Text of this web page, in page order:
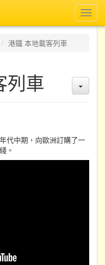
港鐵 本地載客列車
列車
代中期，向歐洲訂購了一
。